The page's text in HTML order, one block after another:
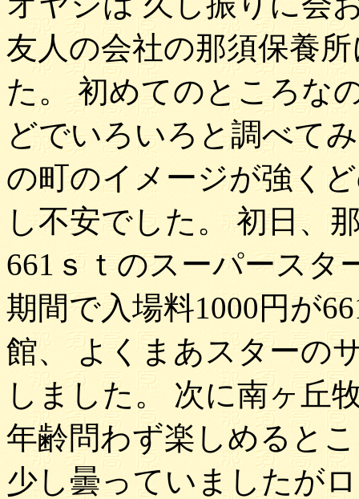
友人の会社の那須保養
た。 初めてのところな
どでいろいろと調べて
の町のイメージが強く
し不安でした。 初日、
661ｓｔのスーパースタ
期間で入場料1000円が
館、 よくまあスターの
しました。 次に南ヶ丘
年齢問わず楽しめると
少し曇っていましたが